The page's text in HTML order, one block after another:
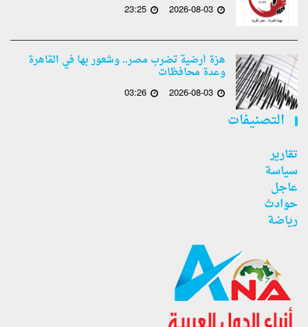
2026-08-03
23:25
هزة أرضية تضرب مصر.. وشعور بها في القاهرة
وعدة محافظات
2026-08-03
03:26
التصنيفات
تقارير
سياسة
عاجل
حوادث
رياضة